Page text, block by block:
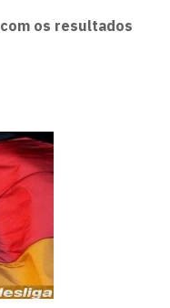
os resultados